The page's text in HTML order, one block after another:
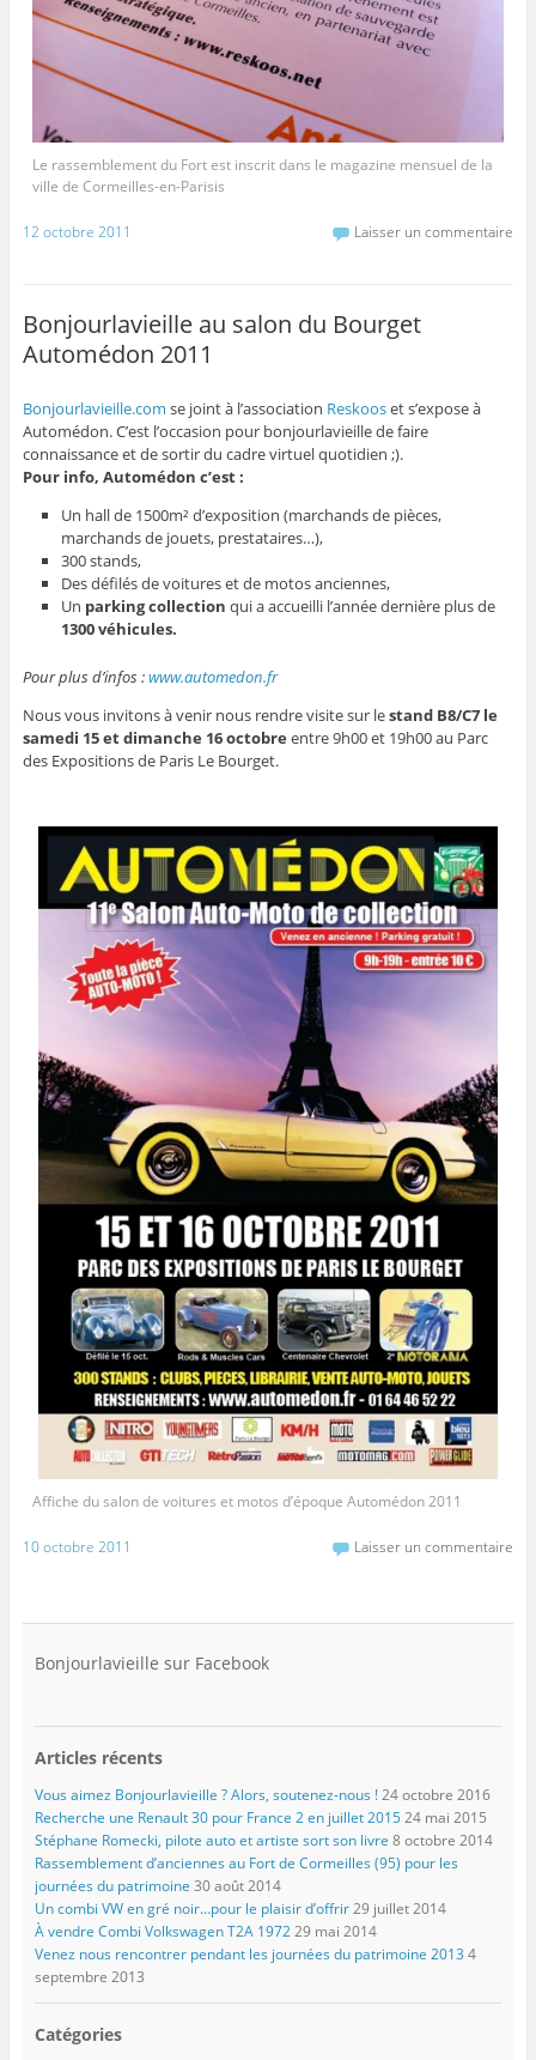
Le rassemblement du Fort est inscrit dans le magazine mensuel de la
ville de Cormeilles-en-Parisis
12 octobre 2011 Laisser un commentaire
Bonjourlavieille au salon du Bourget
Automédon 2011
Bonjourlavieille.com se joint à l’association Reskooset s’expose à
Automédon. C’est l’occasion pour bonjourlavieille de faire
connaissance et de sortir du cadre virtuel quotidien ;).
Pour info, Automédon c’est :
Un hall de 1500m² d’exposition (marchands de pièces,
marchands de jouets, prestataires…),
300 stands,
Des défilés de voitures et de motos anciennes,
Un parking collection qui a accueilli l’année dernière plus de
1300 véhicules.
Pour plus d’infos :www.automedon.fr
Nous vous invitons à venir nous rendre visite sur lestand B8/C7 le
samedi 15 et dimanche 16 octobre entre 9h00 et 19h00 au Parc
des Expositions de Paris Le Bourget.
Affiche du salon de voitures et motos d’époque Automédon 2011
10 octobre 2011 Laisser un commentaire
Bonjourlavieille sur Facebook
Articles récents
Vous aimez Bonjourlavieille ? Alors, soutenez-nous ! 24 octobre 2016
Recherche une Renault 30 pour France 2 en juillet 2015 24 mai 2015
Stéphane Romecki, pilote auto et artiste sort son livre 8 octobre 2014
Rassemblement d’anciennes au Fort de Cormeilles (95) pour les
journées du patrimoine 30 août 2014
Un combi VW en gré noir…pour le plaisir d’offrir 29 juillet 2014
À vendre Combi Volkswagen T2A 1972 29 mai 2014
Venez nous rencontrer pendant les journées du patrimoine 2013 4
septembre 2013
Catégories